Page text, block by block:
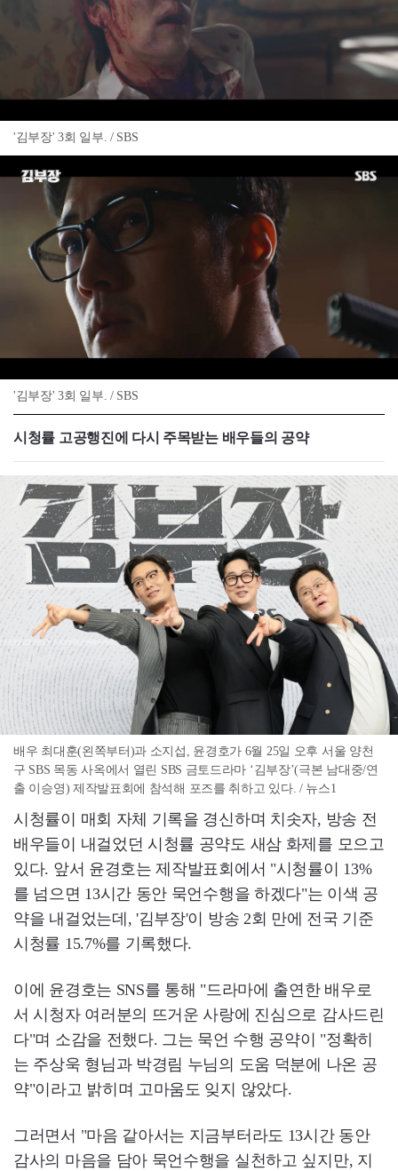
'김부장' 3회 일부. / SBS
'김부장' 3회 일부. / SBS
시청률 고공행진에 다시 주목받는 배우들의 공약
배우 최대훈(왼쪽부터)과 소지섭, 윤경호가 6월 25일 오후 서울 양천
구 SBS 목동 사옥에서 열린 SBS 금토드라마 ‘김부장’(극본 남대중/연
출 이승영) 제작발표회에 참석해 포즈를 취하고 있다. / 뉴스1
시청률이 매회 자체 기록을 경신하며 치솟자, 방송 전
배우들이 내걸었던 시청률 공약도 새삼 화제를 모으고
있다. 앞서 윤경호는 제작발표회에서 "시청률이 13%
를 넘으면 13시간 동안 묵언수행을 하겠다"는 이색 공
약을 내걸었는데, '김부장'이 방송 2회 만에 전국 기준
시청률 15.7%를 기록했다.
이에 윤경호는 SNS를 통해 "드라마에 출연한 배우로
서 시청자 여러분의 뜨거운 사랑에 진심으로 감사드린
다"며 소감을 전했다. 그는 묵언 수행 공약이 "정확히
는 주상욱 형님과 박경림 누님의 도움 덕분에 나온 공
약"이라고 밝히며 고마움도 잊지 않았다.
그러면서 "마음 같아서는 지금부터라도 13시간 동안
감사의 마음을 담아 묵언수행을 실천하고 싶지만, 지